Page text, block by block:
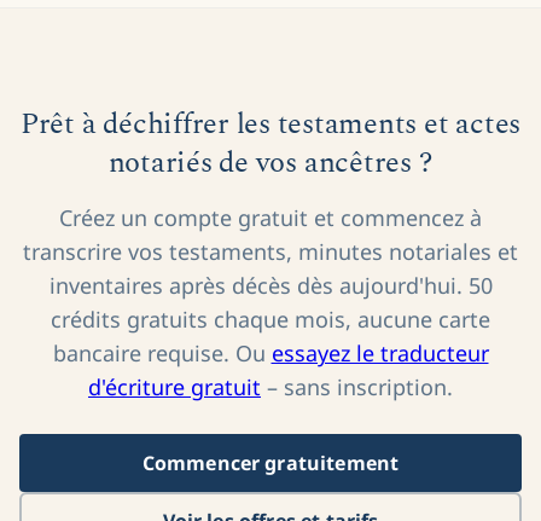
Prêt à déchiffrer les testaments et actes
notariés de vos ancêtres ?
Créez un compte gratuit et commencez à
transcrire vos testaments, minutes notariales et
inventaires après décès dès aujourd'hui. 50
crédits gratuits chaque mois, aucune carte
bancaire requise. Ou essayez le traducteur
d'écriture gratuit – sans inscription.
Commencer gratuitement